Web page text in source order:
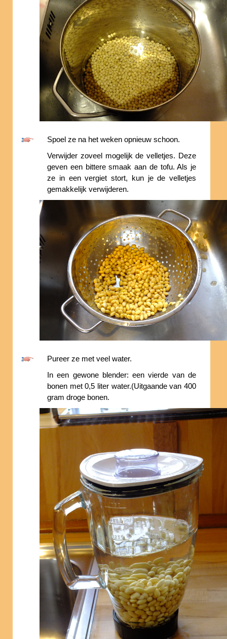
Spoel ze na het weken opnieuw schoon.
Verwijder zoveel mogelijk de velletjes. Deze
geven een bittere smaak aan de tofu. Als je
ze in een vergiet stort, kun je de velletjes
gemakkelijk verwijderen.
Pureer ze met veel water.
In een gewone blender: een vierde van de
bonen met 0,5 liter water.(Uitgaande van 400
gram droge bonen.